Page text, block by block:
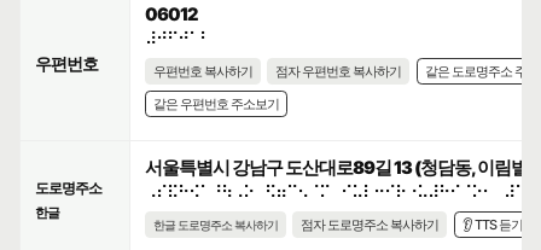
우편번호
06012
⠼⠚⠋⠚⠁⠃
우편번호 복사하기 점자 우편번호 복사하기
같은 도로명주소 주
같은 우편번호 주소보기
도로명주소
한글
서울특별시 강남구 도산대로89길 13 (청담동, 이림빌
⠠⠎⠯⠓⠪⠁⠘⠳⠠⠕⠀⠫⠶⠉⠢⠈⠍⠀⠊⠥⠇⠒⠊⠗⠐⠥⠼⠓⠊⠈⠕⠂⠀⠼⠁⠉
한글 도로명주소 복사하기 점자 도로명주소 복사하기 👂 TTS 듣기